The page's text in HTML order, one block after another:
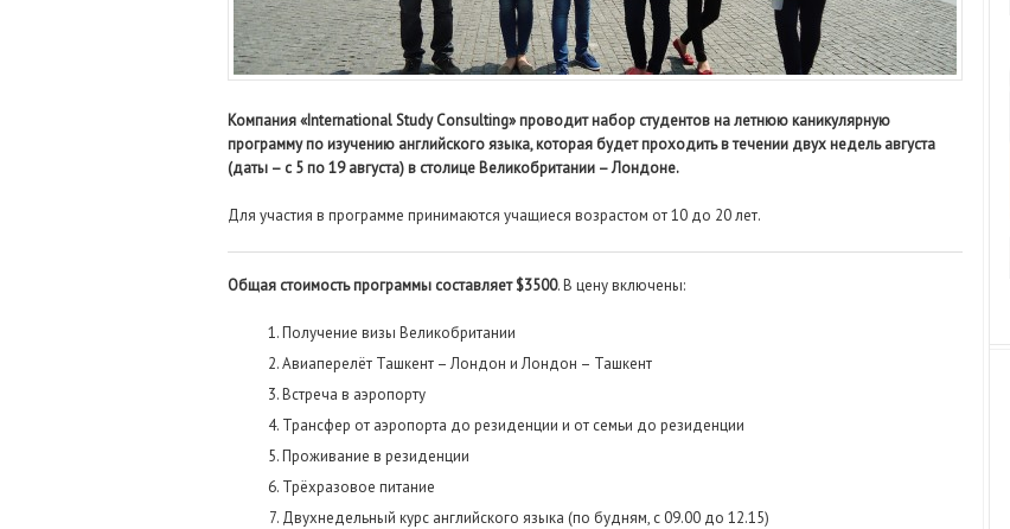
Компания «International Study Consulting» проводит набор студентов на летнюю каникулярную
программу по изучению английского языка, которая будет проходить в течении двух недель августа
(даты – с 5 по 19 августа) в столице Великобритании – Лондоне.
Для участия в программе принимаются учащиеся возрастом от 10 до 20 лет.
Общая стоимость программы составляет $3500. В цену включены:
Получение визы Великобритании
Авиаперелёт Ташкент – Лондон и Лондон – Ташкент
Встреча в аэропорту
Трансфер от аэропорта до резиденции и от семьи до резиденции
Проживание в резиденции
Трёхразовое питание
Двухнедельный курс английского языка (по будням, с 09.00 до 12.15)